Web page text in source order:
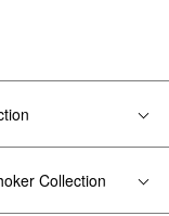
Collection